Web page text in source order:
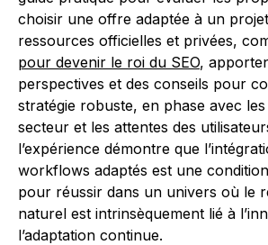
choisir une offre adaptée à un
ressources officielles et privées,
pour devenir le roi du SEO,
perspectives et des conseils pour
stratégie robuste, en phase avec
secteur et les attentes des
l’expérience démontre que
workflows adaptés est une
pour réussir dans un univers où le
naturel est intrinsèquement lié à
l’adaptation continue.